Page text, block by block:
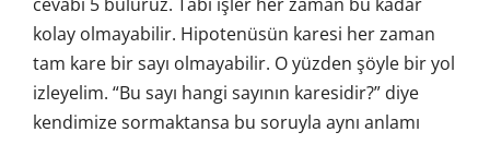
kolay olmayabilir. Hipotenüsün karesi her zaman
tam kare bir sayı olmayabilir. O yüzden şöyle bir yol
izleyelim. “Bu sayı hangi sayının karesidir?” diye
kendimize sormaktansa bu soruyla aynı anlamı